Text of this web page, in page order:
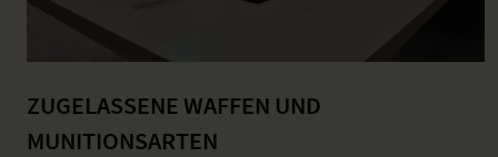
ZUGELASSENE WAFFEN UND
MUNITIONSARTEN